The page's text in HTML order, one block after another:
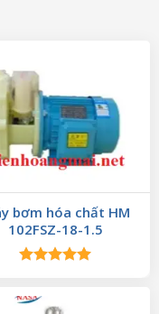
bơm hóa chất HM
102FSZ-18-1.5
5 sao